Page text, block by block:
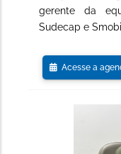
gerente da
Sudecap e
Acesse a